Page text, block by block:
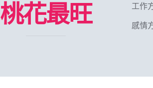
桃花最旺 工作
感情